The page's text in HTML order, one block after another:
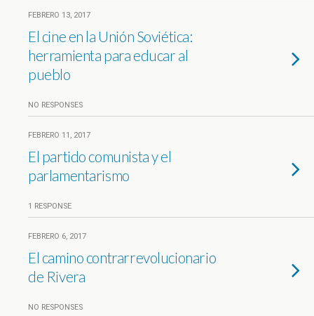
FEBRERO 13, 2017
El cine en la Unión Soviética:
herramienta para educar al
pueblo
NO RESPONSES
FEBRERO 11, 2017
El partido comunista y el
parlamentarismo
1 RESPONSE
FEBRERO 6, 2017
El camino contrarrevolucionario
de Rivera
NO RESPONSES